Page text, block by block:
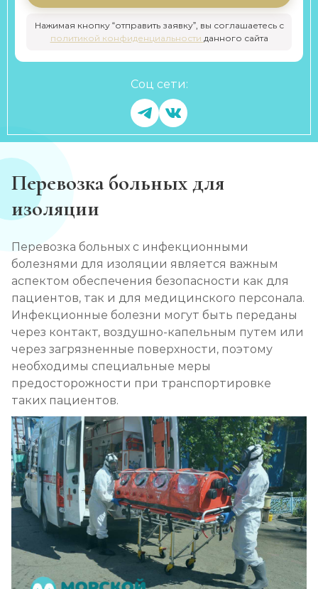
Нажимая кнопку “отправить заявку”, вы соглашаетесь с
политикой конфиденциальности данного сайта
Соц сети:
Перевозка больных для
изоляции
Перевозка больных с инфекционными
болезнями для изоляции является важным
аспектом обеспечения безопасности как для
пациентов, так и для медицинского персонала.
Инфекционные болезни могут быть переданы
через контакт, воздушно-капельным путем или
через загрязненные поверхности, поэтому
необходимы специальные меры
предосторожности при транспортировке
таких пациентов.